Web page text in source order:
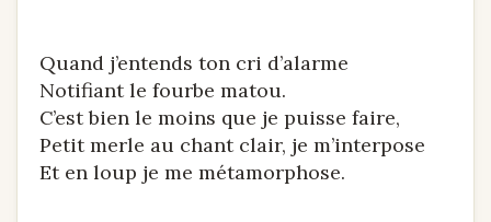
Quand j’entends ton cri d’alarme
Notifiant le fourbe matou.
C’est bien le moins que je puisse faire,
Petit merle au chant clair, je m’interpose
Et en loup je me métamorphose.